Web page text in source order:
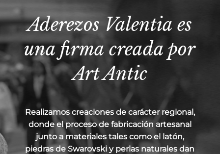
Aderezos Valentia es
una firma creada por
Art Antic
Realizamos creaciones de carácter regional,
donde el proceso de fabricación artesanal
junto a materiales tales como el latón,
piedras de Swarovski y perlas naturales dan